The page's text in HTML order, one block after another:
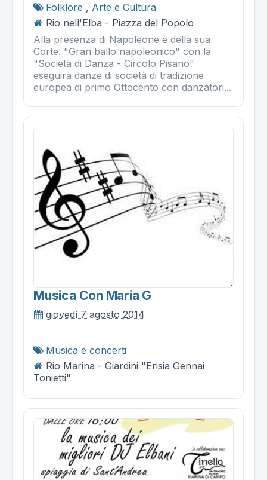
Folklore , Arte e Cultura
Rio nell'Elba - Piazza del Popolo
Alla presenza di Napoleone e della sua
Corte. "Gran ballo napoleonico" con la
"Società di Danza - Circolo Pisano"
eseguirà danze di società di tradizione
europea di primo Ottocento con danzatori...
Musica Con Maria G
giovedì 7 agosto 2014
Musica e concerti
Rio Marina - Giardini "Erisia Gennai
Tonietti"